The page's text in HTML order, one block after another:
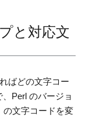
と対応文
ばどの文字コー
Perl のバージョ
の文字コードを変